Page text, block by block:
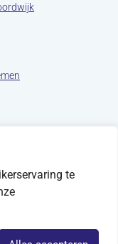
te
(opent in nieuw
tabblad)tabblad)
in nieuw
(opent in